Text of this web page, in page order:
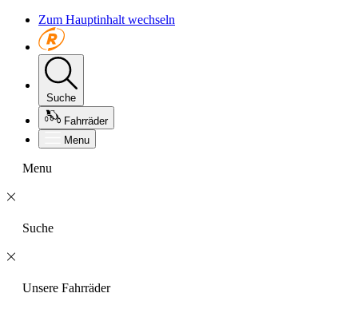
Zum Hauptinhalt wechseln
Suche
Fahrräder
Menu
Menu
Suche
Unsere Fahrräder